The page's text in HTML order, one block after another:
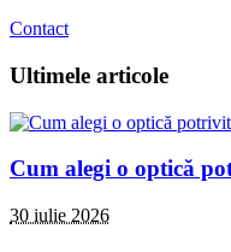
Contact
Ultimele articole
Cum alegi o optică
30 iulie 2026